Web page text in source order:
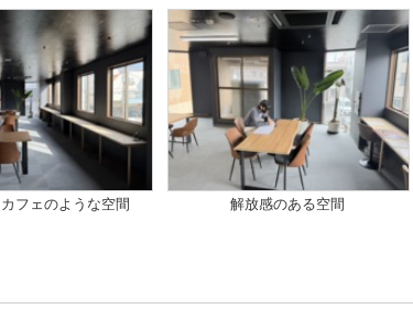
フェのような空間 解放感のある空間